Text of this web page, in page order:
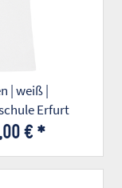
| weiß |
Erfurt
€ *